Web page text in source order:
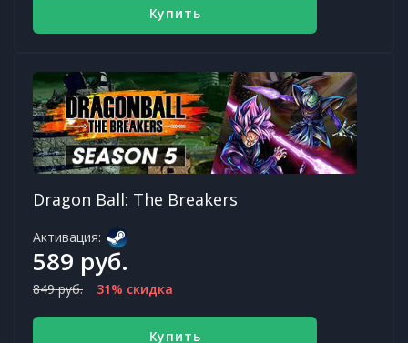
Купить
Dragon Ball: The Breakers
Активация:
589 руб.
849 руб. 31% скидка
Купить